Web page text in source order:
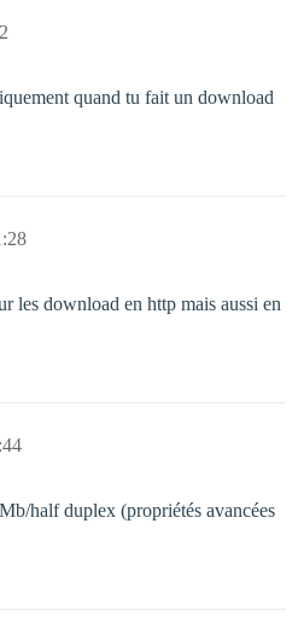
quand tu fait un download
les download en http mais aussi en
half duplex (propriétés avancées